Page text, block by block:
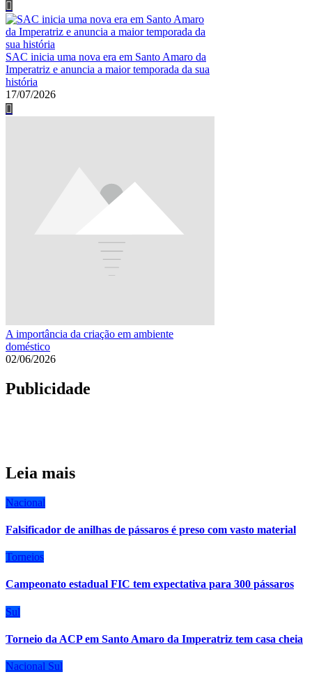
SAC inicia uma nova era em Santo Amaro da
Imperatriz e anuncia a maior temporada da sua
história
17/07/2026
A importância da criação em ambiente
doméstico
02/06/2026
Publicidade
Leia mais
Nacional
Falsificador de anilhas de pássaros é preso com vasto material
Torneios
Campeonato estadual FIC tem expectativa para 300 pássaros
Sul
Torneio da ACP em Santo Amaro da Imperatriz tem casa cheia
Nacional Sul